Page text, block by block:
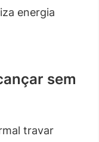
energia
sem
travar